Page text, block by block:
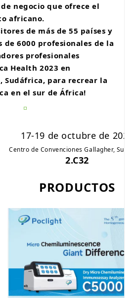
negocio que ofrece el
africano.
de más de 55 países y
de 6000 profesionales de la
profesionales
Health 2023 en
Sudáfrica, para recrear la
en el sur de África!
17-19 de octubre de 2023
Centro de Convenciones Gallagher,
2.C32
PRODUCTOS